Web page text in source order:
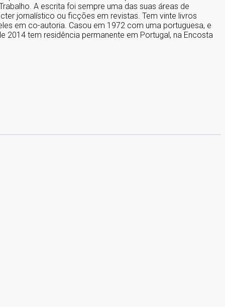
A escrita foi sempre uma das suas áreas de
jornalístico ou ficções em revistas. Tem vinte livros
em co-autoria. Casou em 1972 com uma portuguesa, e
2014 tem residência permanente em Portugal, na Encosta